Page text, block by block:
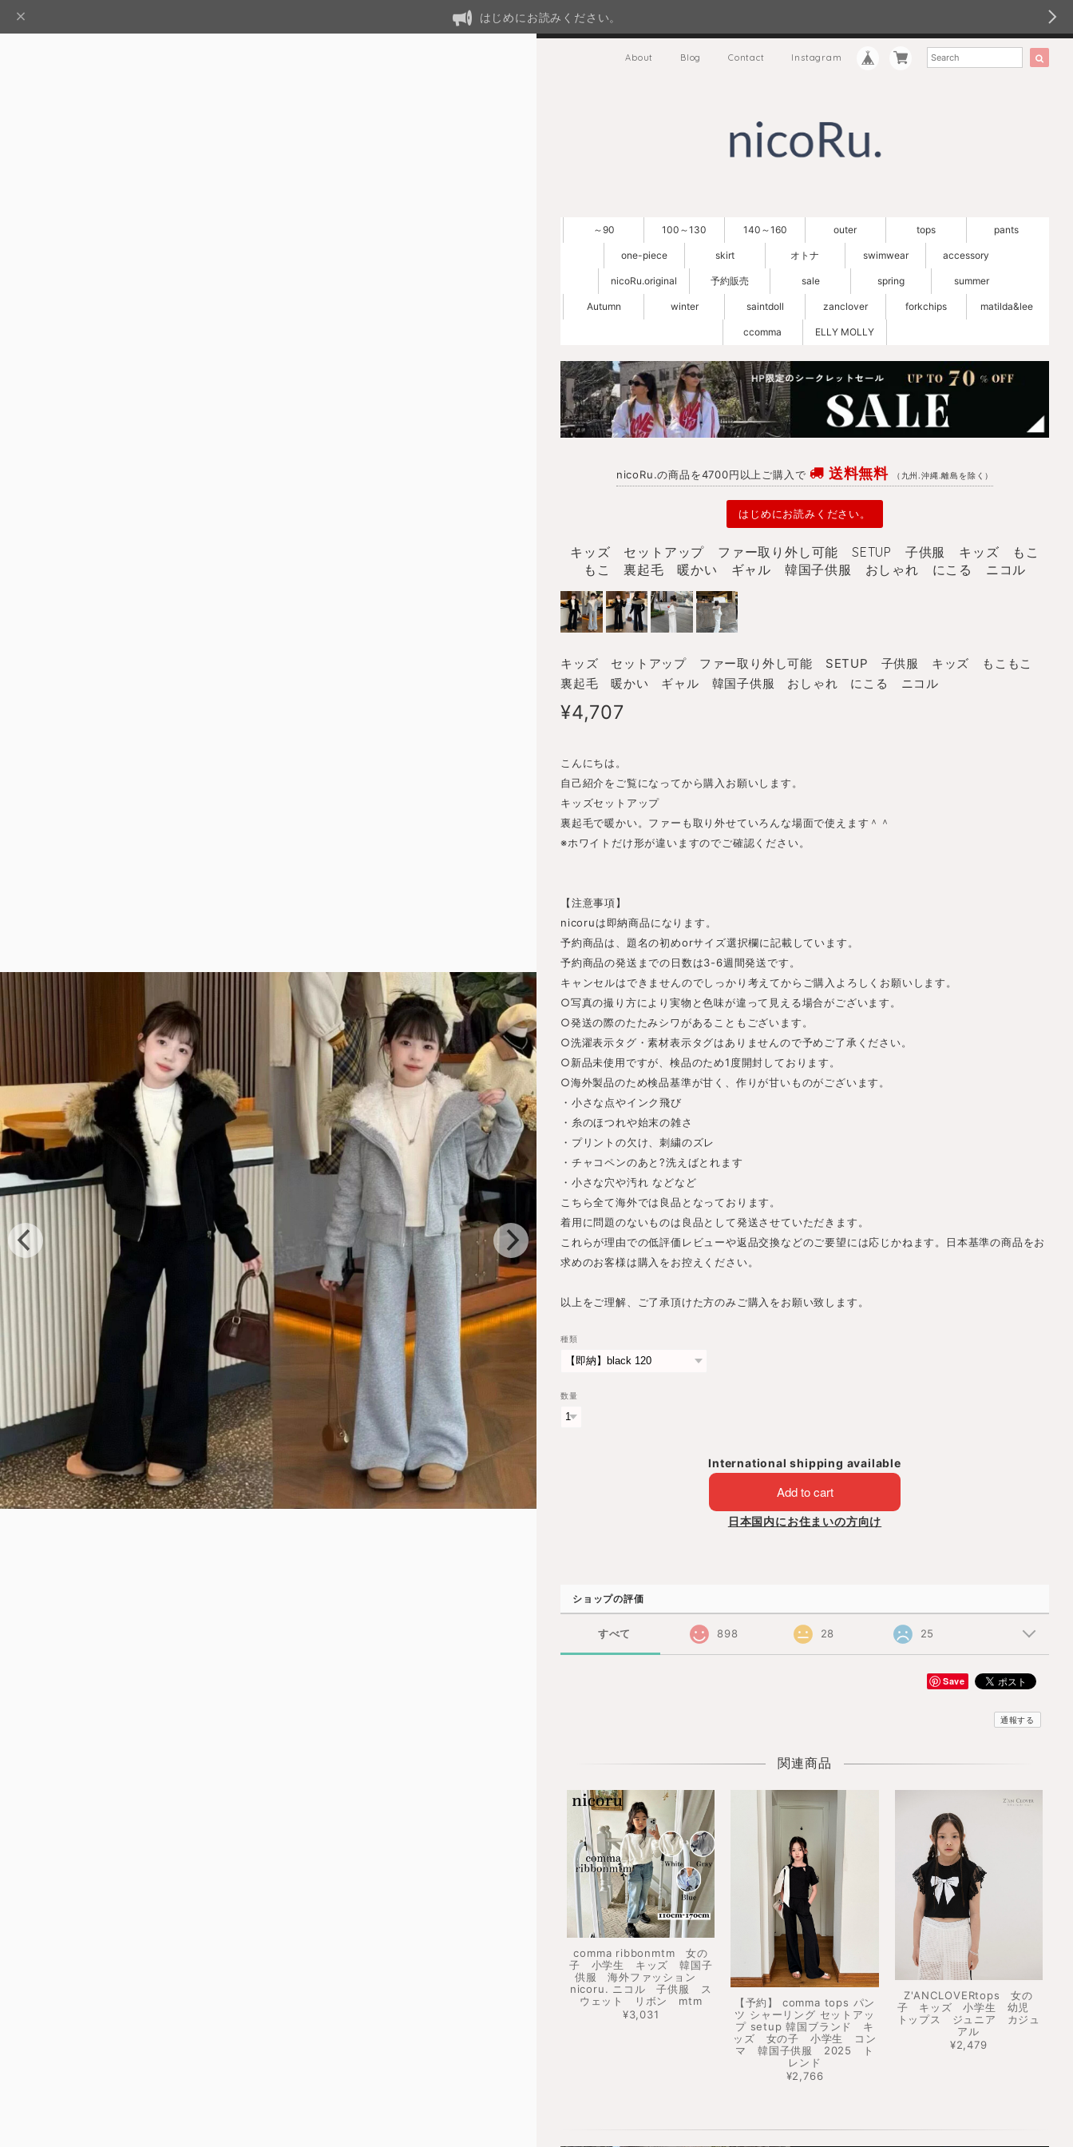
はじめにお読みください。
About Blog Contact Instagram
～90 100～130 140～160 outer tops pants
one-piece skirt オトナ swimwear accessory
nicoRu.original 予約販売 sale spring summer
Autumn winter saintdoll zanclover forkchips matilda&lee
ccomma ELLY MOLLY
nicoRu.の商品を4700円以上ご購入で 送料無料 （九州.沖縄.離島を除く）
はじめにお読みください。
キッズ セットアップ ファー取り外し可能 SETUP 子供服 キッズ もこ
もこ 裏起毛 暖かい ギャル 韓国子供服 おしゃれ にこる ニコル
キッズ セットアップ ファー取り外し可能 SETUP 子供服 キッズ もこもこ
裏起毛 暖かい ギャル 韓国子供服 おしゃれ にこる ニコル
¥4,707
こんにちは。
自己紹介をご覧になってから購入お願いします。
キッズセットアップ
裏起毛で暖かい。ファーも取り外せていろんな場面で使えます＾＾
※ホワイトだけ形が違いますのでご確認ください。
【注意事項】
nicoruは即納商品になります。
予約商品は、題名の初めorサイズ選択欄に記載しています。
予約商品の発送までの日数は3-6週間発送です。
キャンセルはできませんのでしっかり考えてからご購入よろしくお願いします。
○写真の撮り方により実物と色味が違って見える場合がございます。
○発送の際のたたみシワがあることもございます。
○洗濯表示タグ・素材表示タグはありませんので予めご了承ください。
○新品未使用ですが、検品のため1度開封しております。
○海外製品のため検品基準が甘く、作りが甘いものがございます。
・小さな点やインク飛び
・糸のほつれや始末の雑さ
・プリントの欠け、刺繍のズレ
・チャコペンのあと?洗えばとれます
・小さな穴や汚れ などなど
こちら全て海外では良品となっております。
着用に問題のないものは良品として発送させていただきます。
これらが理由での低評価レビューや返品交換などのご要望には応じかねます。日本基準の商品をお
求めのお客様は購入をお控えください。
以上をご理解、ご了承頂けた方のみご購入をお願い致します。
種類
数量
International shipping available
Add to cart
日本国内にお住まいの方向け
ショップの評価
すべて 898 28 25
Save
通報する
関連商品
comma ribbonmtm 女の
子 小学生 キッズ 韓国子
供服 海外ファッション
nicoru. ニコル 子供服 ス
ウェット リボン mtm
¥3,031
【予約】 comma tops パン
ツ シャーリング セットアッ
プ setup 韓国ブランド キ
ッズ 女の子 小学生 コン
マ 韓国子供服 2025 ト
レンド
¥2,766
Z'ANCLOVERtops 女の
子 キッズ 小学生 幼児
トップス ジュニア カジュ
アル
¥2,479